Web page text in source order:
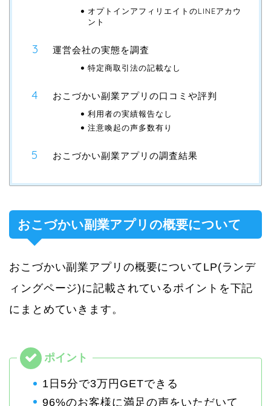
オプトインアフィリエイトのLINEアカウ
ント
運営会社の実態を調査
特定商取引法の記載なし
おこづかい副業アプリの口コミや評判
利用者の実績報告なし
注意喚起の声多数有り
おこづかい副業アプリの調査結果
おこづかい副業アプリの概要について
おこづかい副業アプリの概要についてLP(ランデ
ィングページ)に記載されているポイントを下記
にまとめていきます。
1日5分で3万円GETできる
96%のお客様に満足の声をいただいて